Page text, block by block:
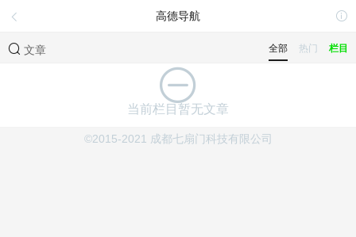
高德导航
文章 全部 热门 栏目
当前栏目暂无文章
©2015-2021 成都七扇门科技有限公司